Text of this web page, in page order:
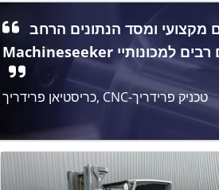
כריסטיאן פרידריך, CNC-טכניק פרידריך